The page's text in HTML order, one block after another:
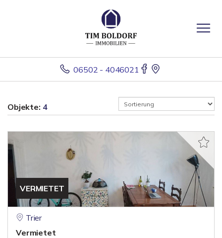
06502 - 4046021
Objekte: 4
VERMIETET
Trier
Vermietet